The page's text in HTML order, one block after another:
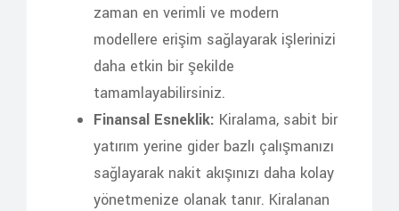
zaman en verimli ve modern
modellere erişim sağlayarak işlerinizi
daha etkin bir şekilde
tamamlayabilirsiniz.
Finansal Esneklik: Kiralama, sabit bir
yatırım yerine gider bazlı çalışmanızı
sağlayarak nakit akışınızı daha kolay
yönetmenize olanak tanır. Kiralanan